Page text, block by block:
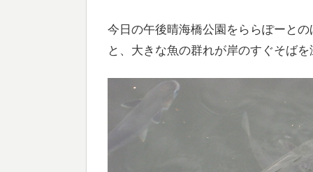
今日の午後晴海橋公園をららぽーと
と、大きな魚の群れが岸のすぐそば